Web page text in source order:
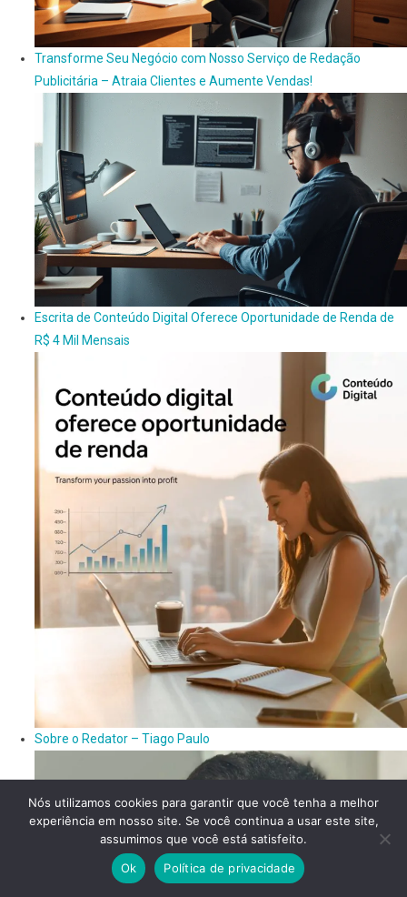
Transforme Seu Negócio com Nosso Serviço de Redação
Publicitária – Atraia Clientes e Aumente Vendas!
Escrita de Conteúdo Digital Oferece Oportunidade de Renda de
R$ 4 Mil Mensais
Sobre o Redator – Tiago Paulo
Nós utilizamos cookies para garantir que você tenha a melhor
experiência em nosso site. Se você continua a usar este site,
assumimos que você está satisfeito.
Ok
Política de privacidade